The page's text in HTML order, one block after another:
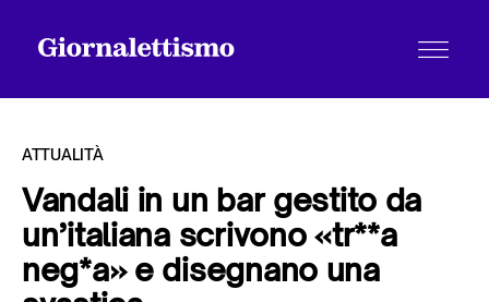
Tutti gli articoli
ATTUALITÀ
Vandali in un bar gestito da
un’italiana scrivono «tr**a
neg*a» e disegnano una